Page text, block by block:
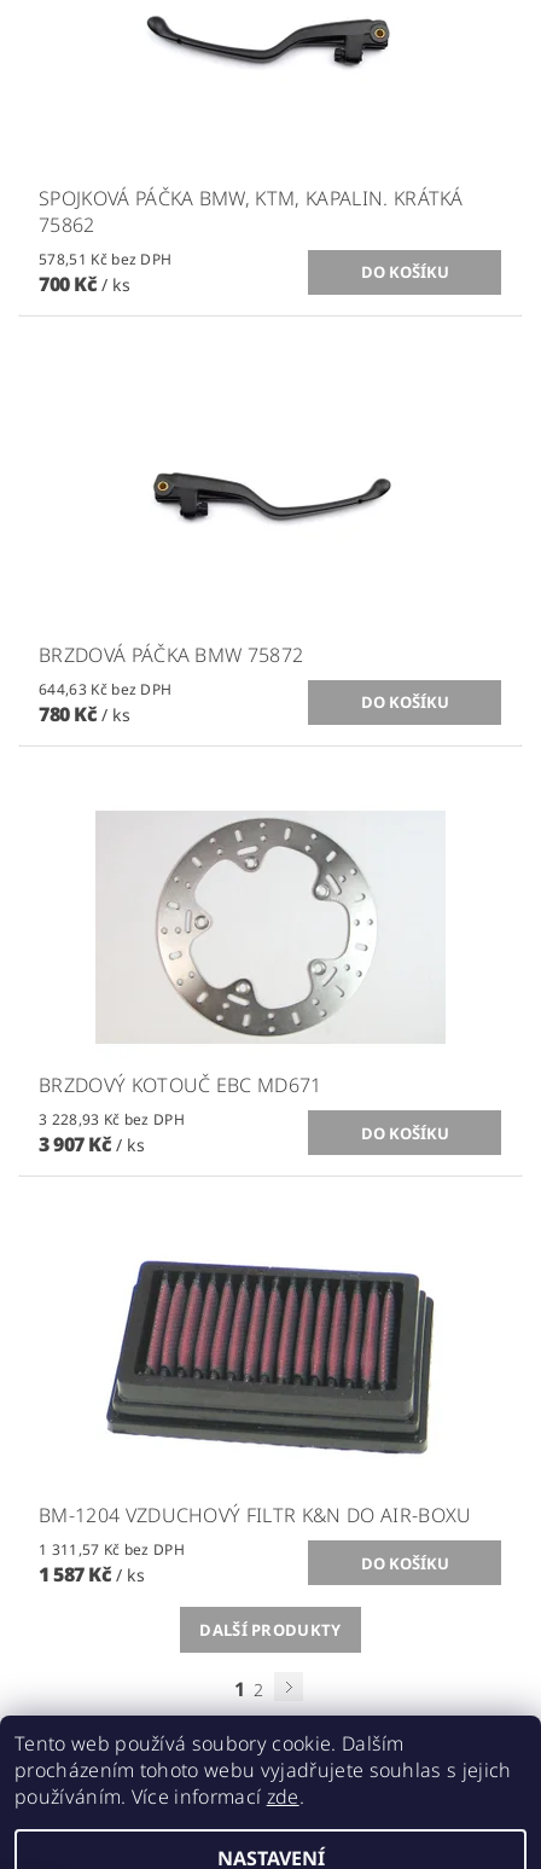
SPOJKOVÁ PÁČKA BMW, KTM, KAPALIN. KRÁTKÁ
75862
578,51 Kč bez DPH
700 Kč / ks
BRZDOVÁ PÁČKA BMW 75872
644,63 Kč bez DPH
780 Kč / ks
BRZDOVÝ KOTOUČ EBC MD671
3 228,93 Kč bez DPH
3 907 Kč / ks
BM-1204 VZDUCHOVÝ FILTR K&N DO AIR-BOXU
1 311,57 Kč bez DPH
1 587 Kč / ks
DALŠÍ PRODUKTY
1 2
Acebikes bezpečná přeprava, parkování motocyklů a skútrů
Tento web používá soubory cookie. Dalším
procházením tohoto webu vyjadřujete souhlas s jejich
používáním. Více informací zde.
NASTAVENÍ